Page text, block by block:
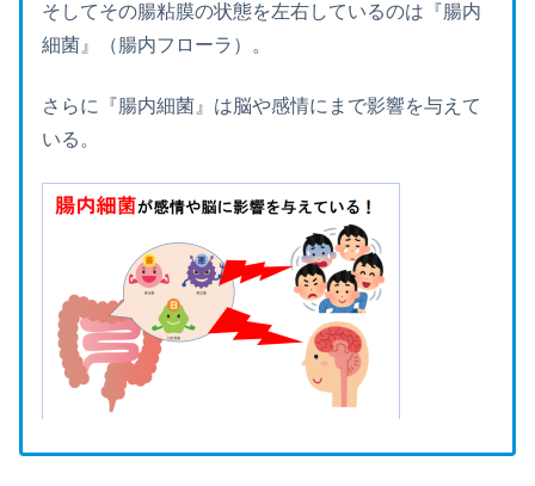
そしてその腸粘膜の状態を左右しているのは『腸内
細菌』（腸内フローラ）。
さらに『腸内細菌』は脳や感情にまで影響を与えて
いる。